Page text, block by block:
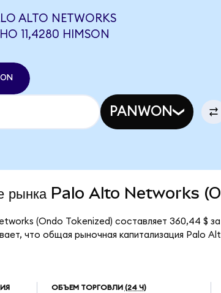
ALTO NETWORKS
11,4280 HIMSON
PANWON
рынка Palo Alto Networks
(Ondo Tokenized) составляет 360,44 $
что общая рыночная капитализация Palo
ОБЪЕМ ТОРГОВЛИ (24 Ч)